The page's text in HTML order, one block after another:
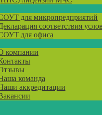
для микропредприятий
соответствия
для офиса
компании
команда
аккредитации